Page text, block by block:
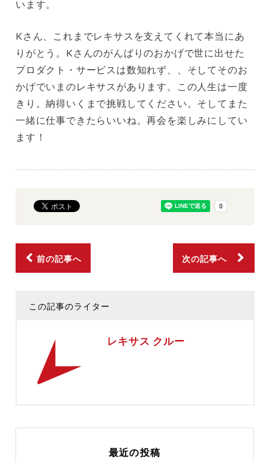
います。
Kさん、これまでレキサスを支えてくれて本当にあ
りがとう。Kさんのがんばりのおかげで世に出せた
プロダクト・サービスは数知れず、、そしてそのお
かげでいまのレキサスがあります。この人生は一度
きり。納得いくまで挑戦してください。そしてまた
一緒に仕事できたらいいね。再会を楽しみにしてい
ます！
前の記事へ 次の記事へ
この記事のライター
レキサス クルー
最近の投稿